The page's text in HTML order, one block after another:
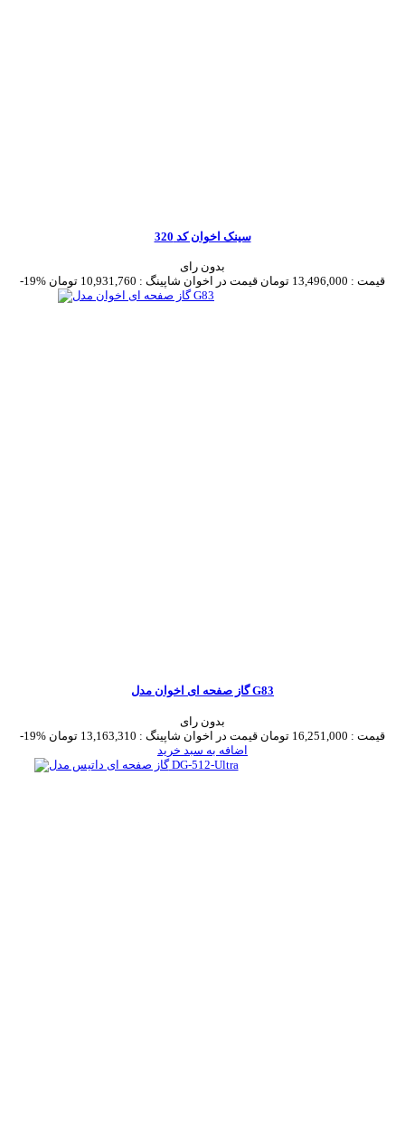
سینک اخوان کد 320
بدون رای
-19%
قیمت : 13,496,000 تومان قیمت در اخوان شاپینگ : 10,931,760 تومان
گاز صفحه ای اخوان مدل G83
بدون رای
-19%
قیمت : 16,251,000 تومان قیمت در اخوان شاپینگ : 13,163,310 تومان
اضافه به سبد خرید